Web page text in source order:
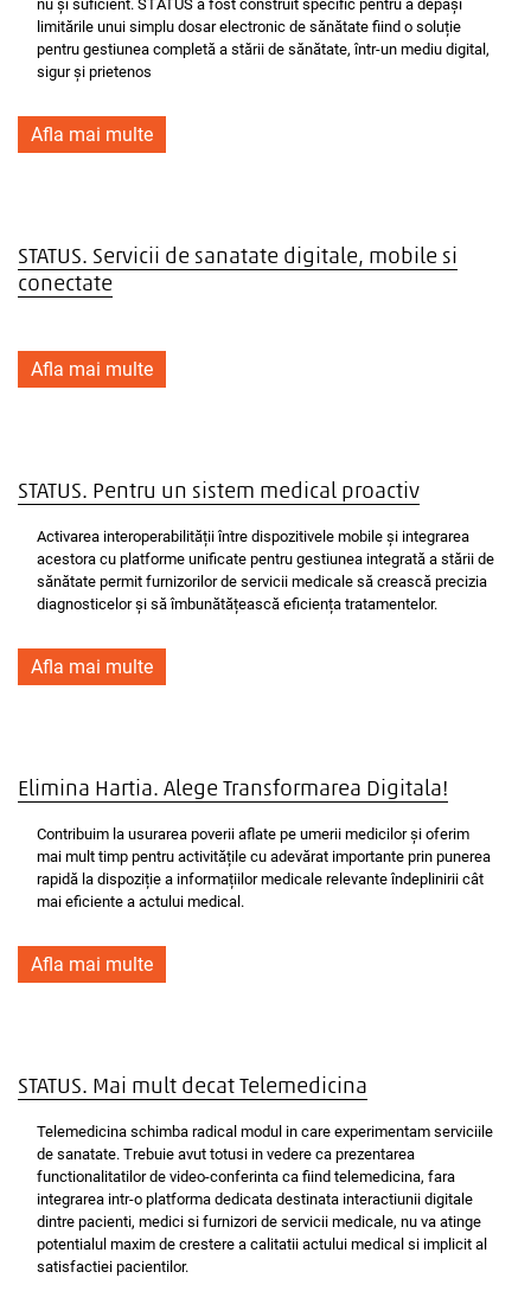
nu și suficient. STATUS a fost construit specific pentru a depăși
limitările unui simplu dosar electronic de sănătate fiind o soluție
pentru gestiunea completă a stării de sănătate, într-un mediu digital,
sigur și prietenos
Afla mai multe
STATUS. Servicii de sanatate digitale, mobile si
conectate
Afla mai multe
STATUS. Pentru un sistem medical proactiv
Activarea interoperabilității între dispozitivele mobile și integrarea
acestora cu platforme unificate pentru gestiunea integrată a stării de
sănătate permit furnizorilor de servicii medicale să crească precizia
diagnosticelor și să îmbunătățească eficiența tratamentelor.
Afla mai multe
Elimina Hartia. Alege Transformarea Digitala!
Contribuim la usurarea poverii aflate pe umerii medicilor și oferim
mai mult timp pentru activitățile cu adevărat importante prin punerea
rapidă la dispoziție a informațiilor medicale relevante îndeplinirii cât
mai eficiente a actului medical.
Afla mai multe
STATUS. Mai mult decat Telemedicina
Telemedicina schimba radical modul in care experimentam serviciile
de sanatate. Trebuie avut totusi in vedere ca prezentarea
functionalitatilor de video-conferinta ca fiind telemedicina, fara
integrarea intr-o platforma dedicata destinata interactiunii digitale
dintre pacienti, medici si furnizori de servicii medicale, nu va atinge
potentialul maxim de crestere a calitatii actului medical si implicit al
satisfactiei pacientilor.